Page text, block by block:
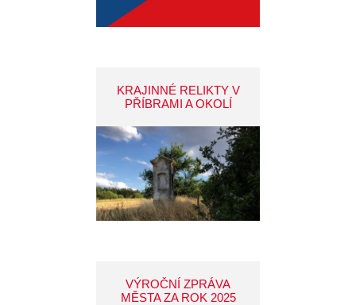
KRAJINNÉ RELIKTY V
PŘÍBRAMI A OKOLÍ
VÝROČNÍ ZPRÁVA
MĚSTA ZA ROK 2025